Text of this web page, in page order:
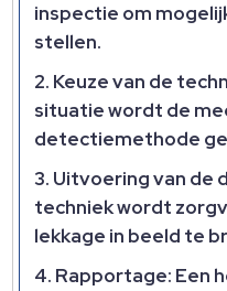
inspectie om
stellen.
Keuze van de
situatie wordt de
detectiemethode
Uitvoering van de
techniek wordt
lekkage in beeld te
Rapportage: Een